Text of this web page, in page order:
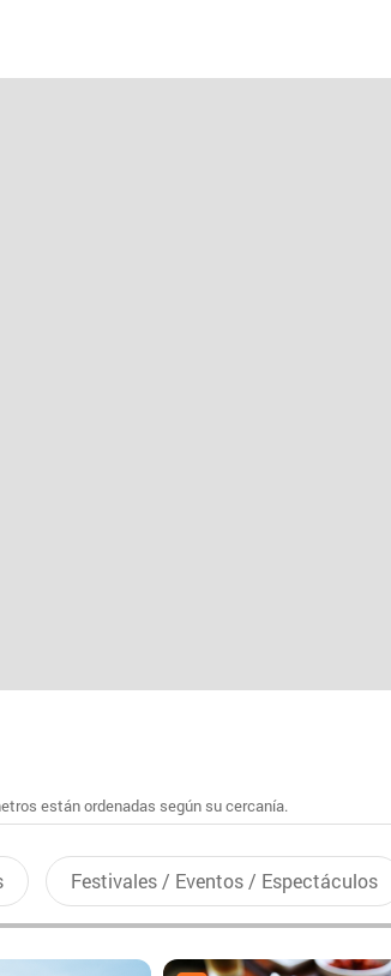
están ordenadas según su cercanía.
Festivales / Eventos / Espectáculos